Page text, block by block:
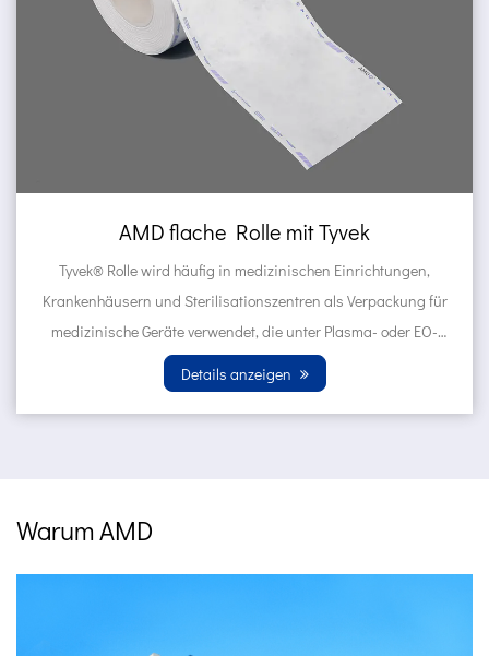
mit Tyvek
Einrichtungen,
als Verpackung für
die unter Plasma- oder EO-
AMD
Tyvek ® Beutel werden häufig in medizinischen Einrichtungen,
Krankenhäusern und
von medizinischen Geräten
Warum AMD